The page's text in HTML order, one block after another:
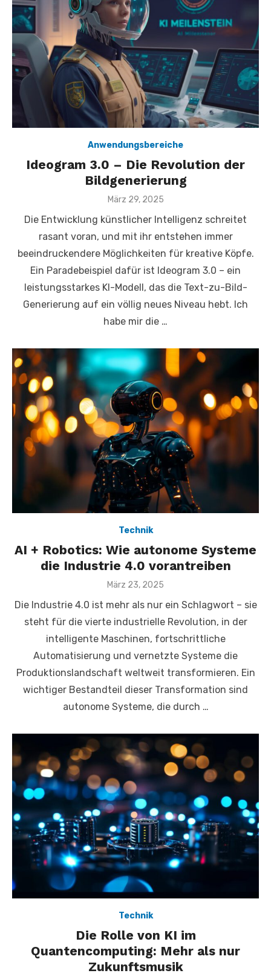
Anwendungsbereiche
Ideogram 3.0 – Die Revolution der
Bildgenerierung
Veröffentlicht
März 29, 2025
Die Entwicklung künstlicher Intelligenz schreitet
rasant voran, und mit ihr entstehen immer
beeindruckendere Möglichkeiten für kreative Köpfe.
Ein Paradebeispiel dafür ist Ideogram 3.0 – ein
leistungsstarkes KI-Modell, das die Text-zu-Bild-
Generierung auf ein völlig neues Niveau hebt. Ich
habe mir die …
Technik
AI + Robotics: Wie autonome Systeme
die Industrie 4.0 vorantreiben
Veröffentlicht
März 23, 2025
Die Industrie 4.0 ist mehr als nur ein Schlagwort – sie
steht für die vierte industrielle Revolution, in der
intelligente Maschinen, fortschrittliche
Automatisierung und vernetzte Systeme die
Produktionslandschaft weltweit transformieren. Ein
wichtiger Bestandteil dieser Transformation sind
autonome Systeme, die durch …
Technik
Die Rolle von KI im
Quantencomputing: Mehr als nur
Zukunftsmusik